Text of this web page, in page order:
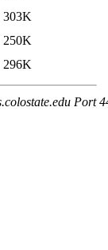
303K
250K
296K
Port